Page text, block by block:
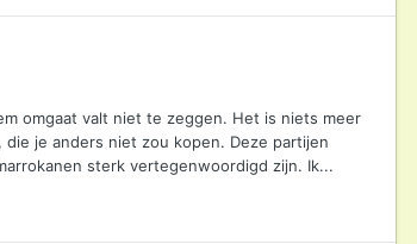
omgaat valt niet te zeggen. Het is niets meer
je anders niet zou kopen. Deze partijen
sterk vertegenwoordigd zijn. Ik...